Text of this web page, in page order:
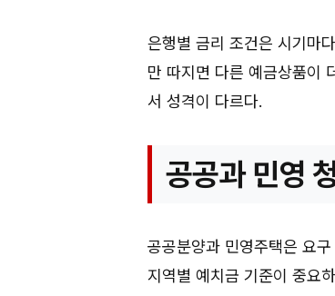
은행별 금리 조건은 시기마
만 따지면 다른 예금상품이
서 성격이 다르다.
공공과 민영
공공분양과 민영주택은 요
지역별 예치금 기준이 중요